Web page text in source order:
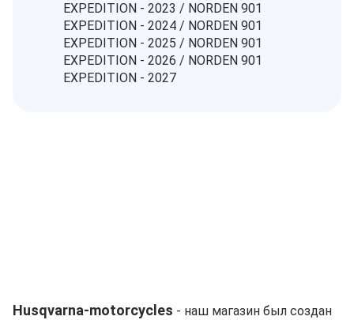
EXPEDITION - 2023 / NORDEN 901
EXPEDITION - 2024 / NORDEN 901
EXPEDITION - 2025 / NORDEN 901
EXPEDITION - 2026 / NORDEN 901
EXPEDITION - 2027
Husqvarna-motorcycles - наш магазин был создан